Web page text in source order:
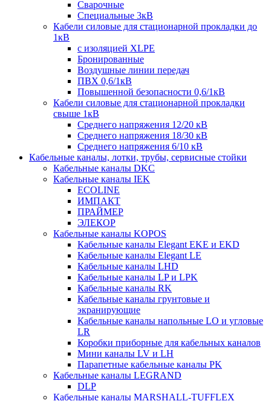
Сварочные
Специальные 3кВ
Кабели силовые для стационарной прокладки до
1кВ
c изоляцией XLPE
Бронированные
Воздушные линии передач
ПВХ 0,6/1кВ
Повышенной безопасности 0,6/1кВ
Кабели силовые для стационарной прокладки
свыше 1кВ
Среднего напряжения 12/20 кВ
Среднего напряжения 18/30 кВ
Среднего напряжения 6/10 кВ
Кабельные каналы, лотки, трубы, сервисные стойки
Кабельные каналы DKC
Кабельные каналы IEK
ECOLINE
ИМПАКТ
ПРАЙМЕР
ЭЛЕКОР
Кабельные каналы KOPOS
Кабельные каналы Elegant EKE и EKD
Кабельные каналы Elegant LE
Кабельные каналы LHD
Кабельные каналы LP и LPK
Кабельные каналы RK
Кабельные каналы грунтовые и
экранирующие
Кабельные каналы напольные LO и угловые
LR
Коробки приборные для кабельных каналов
Мини каналы LV и LH
Парапетные кабельные каналы PK
Кабельные каналы LEGRAND
DLP
Кабельные каналы MARSHALL-TUFFLEX